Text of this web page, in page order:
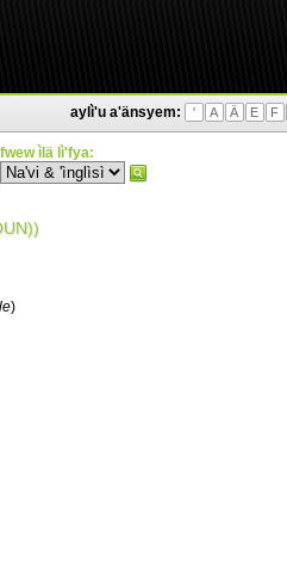
aylì'u a'änsyem: ' A Ä E F
fwew ìlä lì'fya:
)